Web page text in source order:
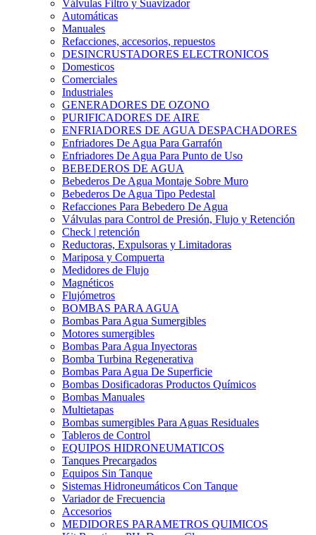
Válvulas Filtro y Suavizador
Automáticas
Manuales
Refacciones, accesorios, repuestos
DESINCRUSTADORES ELECTRONICOS
Domesticos
Comerciales
Industriales
GENERADORES DE OZONO
PURIFICADORES DE AIRE
ENFRIADORES DE AGUA DESPACHADORES
Enfriadores De Agua Para Garrafón
Enfriadores De Agua Para Punto de Uso
BEBEDEROS DE AGUA
Bebederos De Agua Montaje Sobre Muro
Bebederos De Agua Tipo Pedestal
Refacciones Para Bebedero De Agua
Válvulas para Control de Presión, Flujo y Retención
Check | retención
Reductoras, Expulsoras y Limitadoras
Mariposa y Compuerta
Medidores de Flujo
Magnéticos
Flujómetros
BOMBAS PARA AGUA
Bombas Para Agua Sumergibles
Motores sumergibles
Bombas Para Agua Inyectoras
Bomba Turbina Regenerativa
Bombas Para Agua De Superficie
Bombas Dosificadoras Productos Químicos
Bombas Manuales
Multietapas
Bombas sumergibles Para Aguas Residuales
Tableros de Control
EQUIPOS HIDRONEUMATICOS
Tanques Precargados
Equipos Sin Tanque
Sistemas Hidroneumáticos Con Tanque
Variador de Frecuencia
Accesorios
MEDIDORES PARAMETROS QUIMICOS